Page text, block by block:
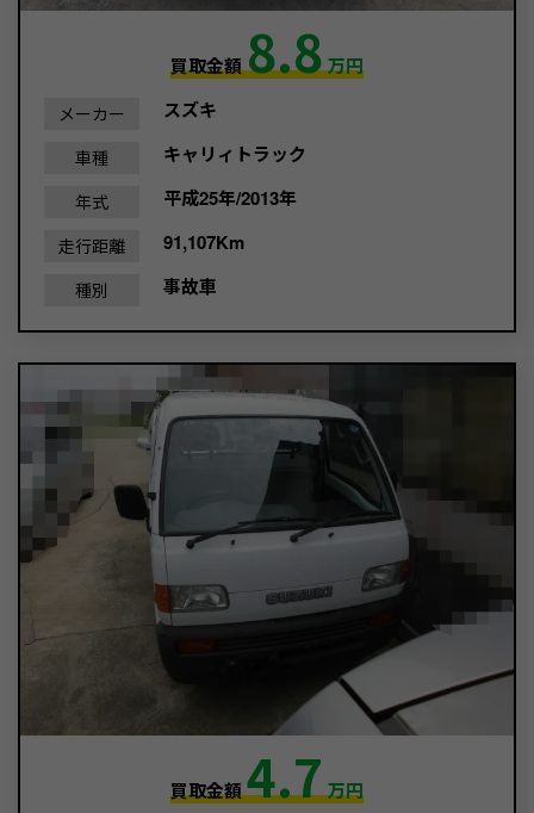
買取金額8.8万円
メーカー スズキ
車種 キャリィトラック
年式 平成25年/2013年
走行距離 91,107Km
種別 事故車
買取金額4.7万円